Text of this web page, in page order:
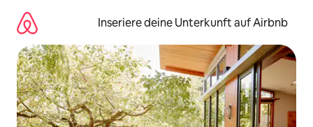
Inhalten
springen
Inseriere deine Unterkunft auf Airbnb